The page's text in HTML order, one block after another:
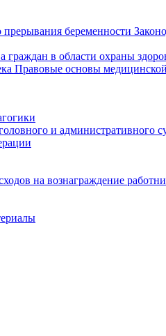
прерывания беременности
граждан в области охраны
Правовые основы
и административного
на вознаграждение